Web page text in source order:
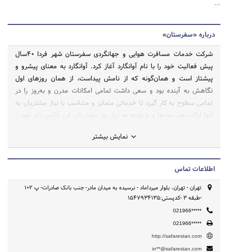
...
درباره «سفرستان»
شرکت خدمات مسافرت هوایی و جهانگردی سفرستان شهر فردا 40سال
پیش فعالیت خود را با نام آوانگارد آغاز کرد. آوانگارد به معنای پیشرو و
پیشتاز است و همان‌گونه که از نامش پیداست، از همان روزهای اول
نگاهش به آینده بود و سعی داشت تمامی امکانات مدرن و به‌روز را در
تمامی سطوح به کار گیرد تا خدماتی متمایز و متناسب با نیاز مشتریان به
کامل شود برای سفر و هر آنچه برای سفر به آن نیاز است.
نمایش بیشتر
اطلاعات تماس
تهران - تهران، بلوار میرداماد - نرسیده به میدان مادر- جنب بانک صادرات- پ 102
-طبقه 3 -کدپستی:1547934135
021966*****
021966*****
http://safarestan.com
in**@safarestan.com